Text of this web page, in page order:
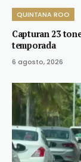
QUINTANA ROO
Capturan 23
temporada
6 agosto, 2026